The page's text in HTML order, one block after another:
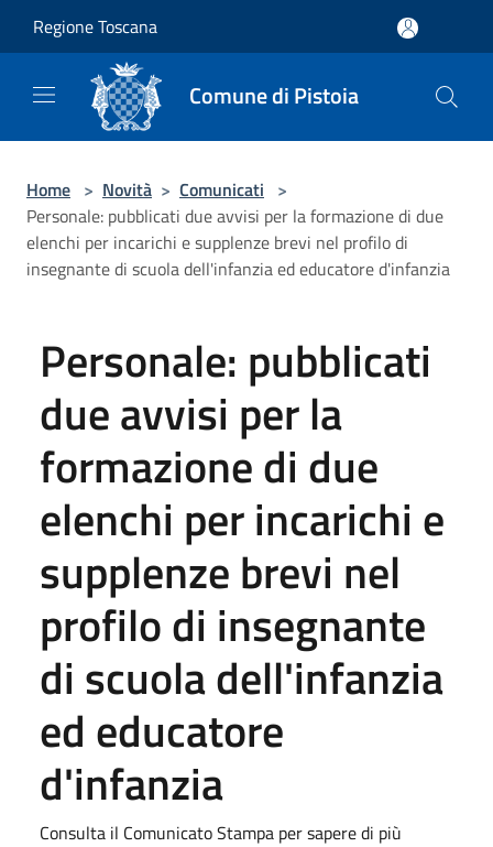
Regione Toscana
Comune di Pistoia
Home > Novità > Comunicati >
Personale: pubblicati due avvisi per la formazione di due
elenchi per incarichi e supplenze brevi nel profilo di
insegnante di scuola dell'infanzia ed educatore d'infanzia
Personale: pubblicati
due avvisi per la
formazione di due
elenchi per incarichi e
supplenze brevi nel
profilo di insegnante
di scuola dell'infanzia
ed educatore
d'infanzia
Consulta il Comunicato Stampa per sapere di più